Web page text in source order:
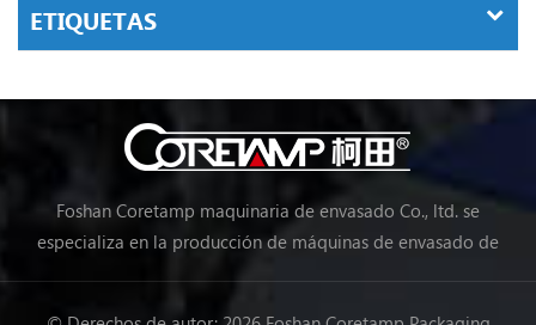
ETIQUETAS
Foshan Coretamp maquinaria de envasado Co., ltd. se
especializa en la producción de máquinas de envasado de